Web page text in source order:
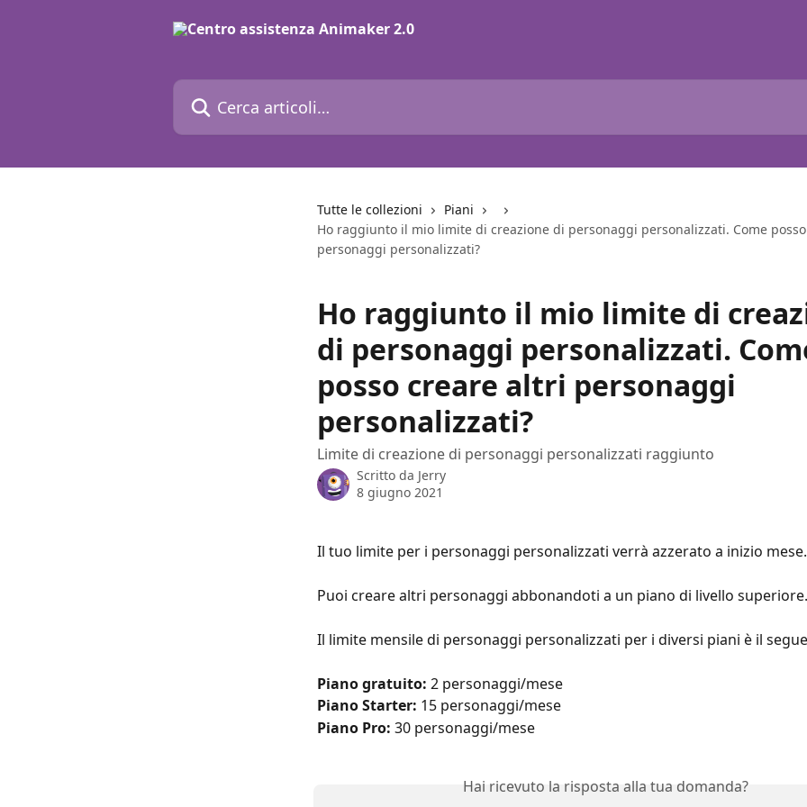
Cerca articoli…
Tutte le collezioni
Piani
Ho raggiunto il mio limite di creazione di personaggi personalizzati. Come
personaggi personalizzati?
Ho raggiunto il mio limite di
di personaggi personalizzati.
posso creare altri personaggi
personalizzati?
Limite di creazione di personaggi personalizzati raggiunto
Scritto da Jerry
8 giugno 2021
Il tuo limite per i personaggi personalizzati verrà azzerato a inizio mese.
Puoi creare altri personaggi abbonandoti a un piano di livello superiore.
Il limite mensile di personaggi personalizzati per i diversi piani è il
Piano gratuito: 2 personaggi/mese
Piano Starter: 15 personaggi/mese
Piano Pro: 30 personaggi/mese
Hai ricevuto la risposta alla tua domanda?